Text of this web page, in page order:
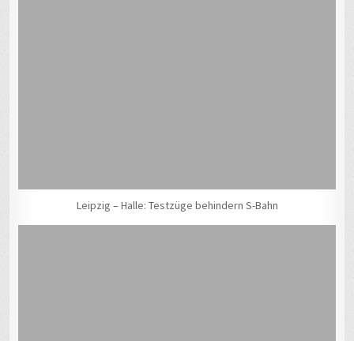
Leipzig – Halle: Testzüge behindern S-Bahn